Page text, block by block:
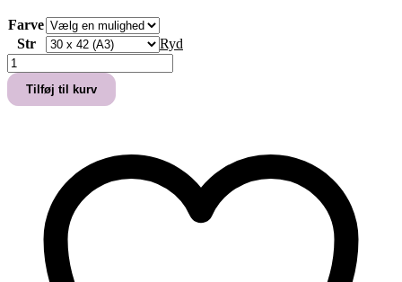
Farve
Str
Ryd
KRUSÅ
PLAKAT
antalTilføj til kurv